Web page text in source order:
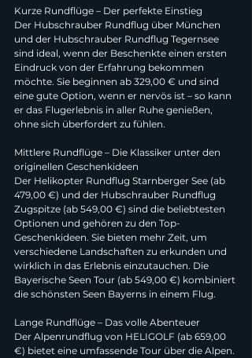
Kurze Rundflüge – Der perfekte Einstieg
Der Hubschrauber Rundflug über München
und der Hubschrauber Rundflug Tegernsee
sind ideal, wenn der Beschenkte einen ersten
Eindruck von der Erfahrung bekommen
möchte. Sie beginnen ab 329,00 € und sind
eine gute Option, wenn er nervös ist – so kann
er das Flugerlebnis in aller Ruhe genießen,
ohne sich überfordert zu fühlen.
Mittlere Rundflüge – Die Klassiker unter den
originellen Geschenkideen
Der Helikopter Rundflug Starnberger See (ab
479,00 €) und der Hubschrauber Rundflug
Zugspitze (ab 549,00 €) sind die beliebtesten
Optionen und gehören zu den Top-
Geschenkideen. Sie bieten mehr Zeit, um
verschiedene Landschaften zu erkunden und
wirklich in das Erlebnis einzutauchen. Die
Bayerische Seen Tour (ab 549,00 €) kombiniert
die schönsten Seen Bayerns in einem Flug.
Lange Rundflüge – Das volle Abenteuer
Der Alpenrundflug von HELIGOLF (ab 659,00
€) bietet eine umfassende Tour über die Alpen.